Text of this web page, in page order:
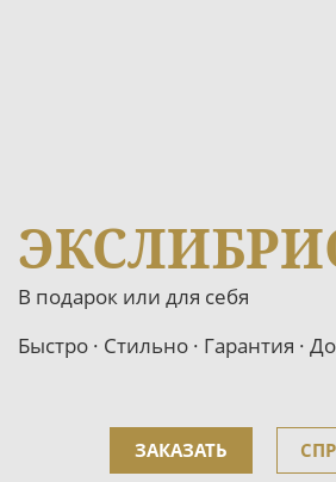
В подарок или для себя
Быстро · Стильно · Гарантия ·
ЗАКАЗАТЬ